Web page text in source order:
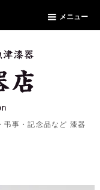
メニュー
弔事・記念品など 漆器